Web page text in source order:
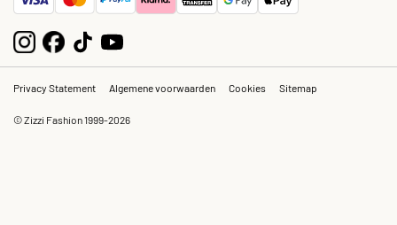
Privacy Statement Algemene voorwaarden Cookies Sitemap
© Zizzi Fashion 1999-2026